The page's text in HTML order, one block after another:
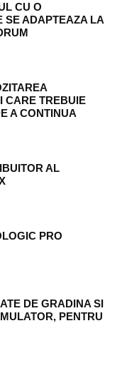
CU O
SE ADAPTEAZA LA
CARE TREBUIE
A CONTINUA
AL
PRO
DE GRADINA SI
PENTRU